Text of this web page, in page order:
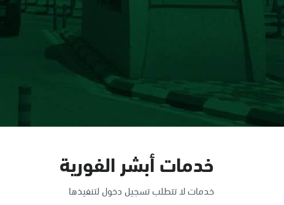
خدمات أبشر الفورية
خدمات لا تتطلب تسجيل دخول لتنفيذها